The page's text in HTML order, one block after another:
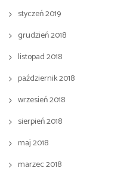
styczeń 2019
grudzień 2018
listopad 2018
październik 2018
wrzesień 2018
sierpień 2018
maj 2018
marzec 2018